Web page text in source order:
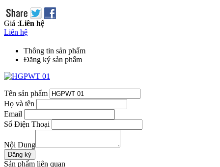
Giá :Liên hệ
Liên hệ
Thông tin sản phẩm
Đăng ký sản phẩm
Tên sản phẩm
Họ và tên
Email
Số Điện Thoại
Nội Dung
Sản phẩm liên quan